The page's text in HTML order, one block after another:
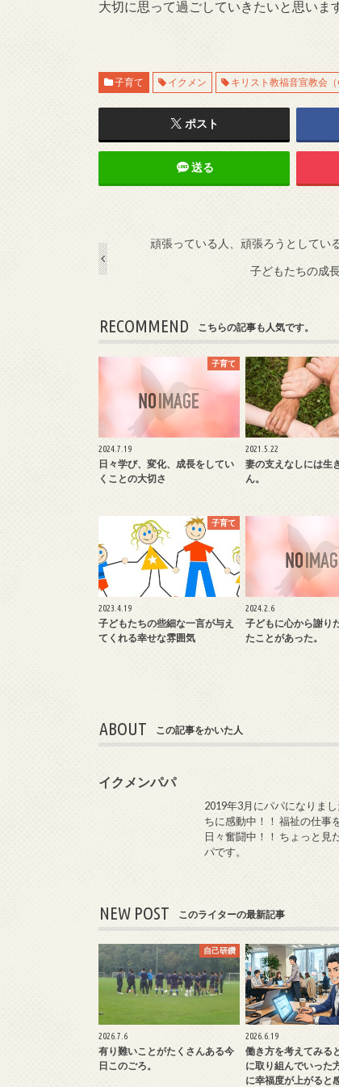
大切に思って過ごしていきたいと思いま
子育て イクメン キリスト教福音宣教会（
ポスト
送る
頑張っている人、頑張ろうとしてい
子どもたちの成
RECOMMEND こちらの記事も人気です。
子育て
2024.7.19
日々学び、変化、成長をしてい
くことの大切さ
2021.5.22
妻の支えなしには生
ん。
子育て
2023.4.19
子どもたちの些細な一言が与え
てくれる幸せな雰囲気
2024.2.6
子どもに心から謝り
たことがあった。
ABOUT この記事をかいた人
イクメンパパ
2019年3月にパパになりま
ちに感動中！！ 福祉の仕事
日々奮闘中！！ ちょっと見
パです。
NEW POST このライターの最新記事
自己研鑽
2026.7.6
有り難いことがたくさんある今
日このごろ。
2026.6.19
働き方を考えてみる
に取り組んでいった
に幸福度が上がると